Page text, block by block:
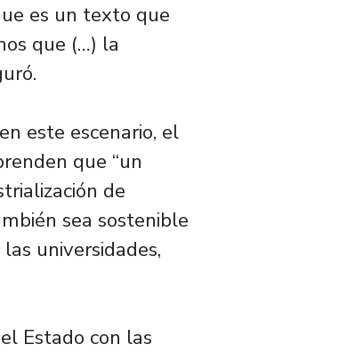
es un texto que
que (…) la
este escenario, el
que “un
de
sea sostenible
universidades,
Estado con las